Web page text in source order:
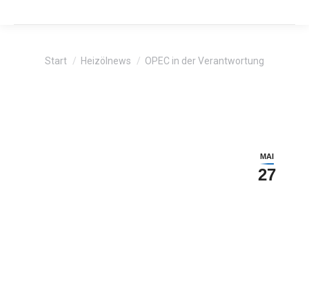
Sie befinden sich hier:
Start Heizölnews OPEC in der Verantwortung
MAI
27